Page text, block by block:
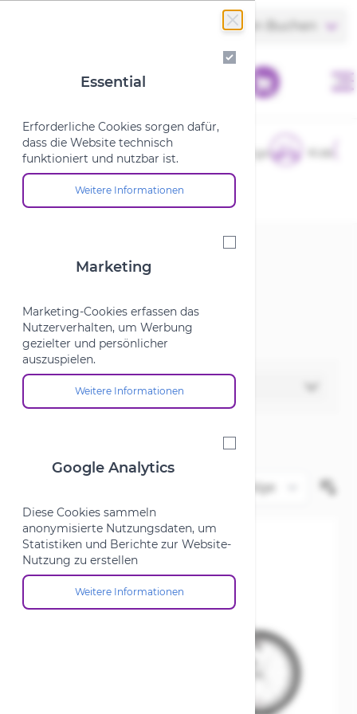
Termin Buchen
E-Bikes Fahrräder Cargo
Startseite
Filter
Essential
Essential
Erforderliche Cookies sorgen dafür,
dass die Website technisch
funktioniert und nutzbar ist.
Weitere InformationenÜber die Cookie-Gruppe "Essential"
Marketing
Marketing
Marketing-Cookies erfassen das
Nutzerverhalten, um Werbung
gezielter und persönlicher
auszuspielen.
Weitere InformationenÜber die Cookie-Gruppe "Marketing"
Google Analytics
Google Analytics
Diese Cookies sammeln
anonymisierte Nutzungsdaten, um
Statistiken und Berichte zur Website-
Nutzung zu erstellen
Weitere InformationenÜber die Cookie-Gruppe "Google Analytics"